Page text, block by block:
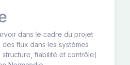
dans le cadre du projet
des flux dans les systèmes
fiabilité et contrôle)